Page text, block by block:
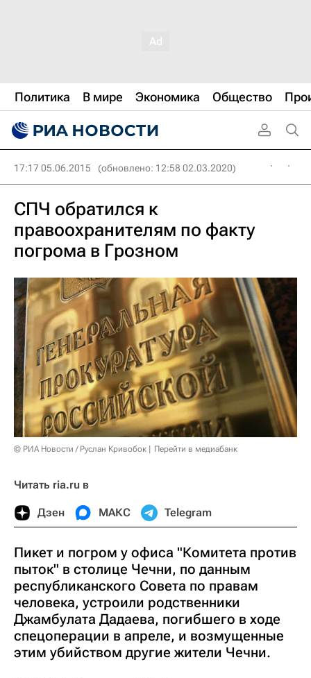
Политика В мире Экономика Общество
17:17 05.06.2015 (обновлено: 12:58 02.03.2020)
СПЧ обратился к
правоохранителям по факту
погрома в Грозном
© РИА Новости / Руслан Кривобок Перейти в медиабанк
Читать ria.ru в
Дзен МАКС Telegram
Пикет и погром у офиса "Комитета против
пыток" в столице Чечни, по данным
республиканского Совета по правам
человека, устроили родственники
Джамбулата Дадаева, погибшего в ходе
спецоперации в апреле, и возмущенные
этим убийством другие жители Чечни.